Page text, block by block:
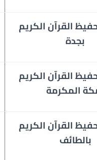
القرآن الكريم
بجدة
القرآن الكريم
المكرمة
القرآن الكريم
بالطائف